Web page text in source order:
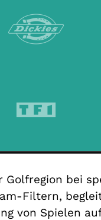
bei
Filtern,
von Spielen